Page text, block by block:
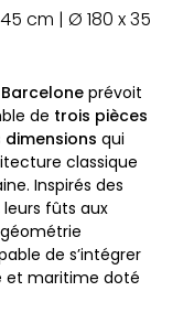
cm | Ø 180 x 35
prévoit
de trois pièces
qui
classique
Inspirés des
leurs fûts aux
de s’intégrer
et maritime doté